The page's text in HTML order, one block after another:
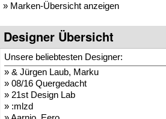
» Marken-Übersicht anzeigen
Designer Übersicht
Unsere beliebtesten Designer:
» & Jürgen Laub, Marku
» 08/16 Quergedacht
» 21st Design Lab
» :mlzd